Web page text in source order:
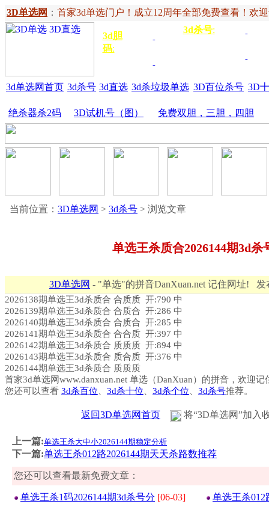
3D单选网 ： 首家3d单选门户！成立12周年全部免费查看！欢
3d胆
码:
3d杀号:
3d单选网首页 3d杀号 3d直选 3d杀垃圾单选 3D百位杀号 3D
绝杀器杀2码 3D试机号（图） 免费双胆，三胆，四胆
当前位置： 3D单选网 > 3d杀号 > 浏览文章
单选王杀质合2026144期3d杀
3D单选网 - "单选"的拼音DanXuan.net 记住网址! 发
2026138期单选王3d杀质合 合质质 开:790 中
2026139期单选王3d杀质合 合质合 开:286 中
2026140期单选王3d杀质合 合质合 开:285 中
2026141期单选王3d杀质合 合合质 开:397 中
2026142期单选王3d杀质合 质质质 开:894 中
2026143期单选王3d杀质合 质合质 开:376 中
2026144期单选王3d杀质合 质质质
首家3d单选网www.danxuan.net 单选（DanXuan）的拼音，欢迎记
您还可以查看 3d杀百位 3d杀十位 3d杀个位 3d杀号推荐。
返回3D单选网首页 将“3D单选网”加入
上一篇:单选王杀大中小2026144期稳定分析
下一篇:单选王杀012路2026144期天天杀路数推荐
您还可以查看最新免费文章：
单选王杀1码2026144期3d杀号分 [06-03]
单选王杀012